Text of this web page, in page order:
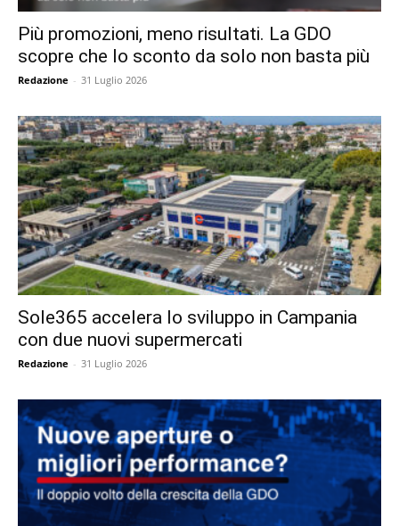
Più promozioni, meno risultati. La GDO
scopre che lo sconto da solo non basta più
Redazione - 31 Luglio 2026
Sole365 accelera lo sviluppo in Campania
con due nuovi supermercati
Redazione - 31 Luglio 2026